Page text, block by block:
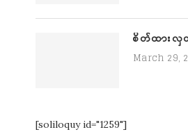
စိတ်ထား
March 29,
[soliloquy id="1259"]